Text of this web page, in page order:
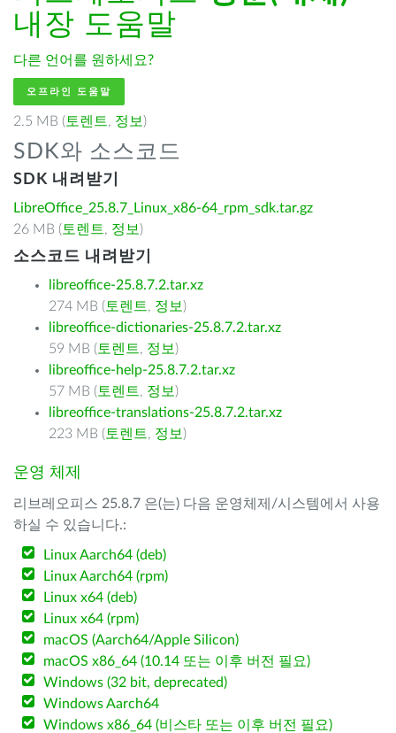
내장 도움말
다른 언어를 원하세요?
오프라인 도움말
2.5 MB ( 토렌트, 정보 )
SDK와 소스코드
SDK 내려받기
LibreOffice_25.8.7_Linux_x86-64_rpm_sdk.tar.gz
26 MB ( 토렌트, 정보 )
소스코드 내려받기
libreoffice-25.8.7.2.tar.xz
274 MB ( 토렌트, 정보 )
libreoffice-dictionaries-25.8.7.2.tar.xz
59 MB ( 토렌트, 정보 )
libreoffice-help-25.8.7.2.tar.xz
57 MB ( 토렌트, 정보 )
libreoffice-translations-25.8.7.2.tar.xz
223 MB ( 토렌트, 정보 )
운영 체제
리브레오피스 25.8.7 은(는) 다음 운영체제/시스템에서 사용
하실 수 있습니다.:
Linux Aarch64 (deb)
Linux Aarch64 (rpm)
Linux x64 (deb)
Linux x64 (rpm)
macOS (Aarch64/Apple Silicon)
macOS x86_64 (10.14 또는 이후 버전 필요)
Windows (32 bit, deprecated)
Windows Aarch64
Windows x86_64 (비스타 또는 이후 버전 필요)